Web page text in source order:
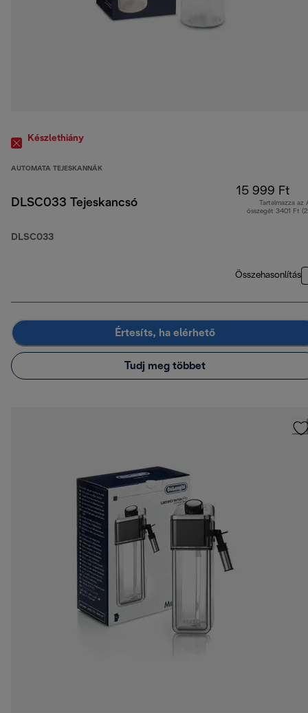
Készlethiány
AUTOMATA TEJESKANNÁK
DLSC033 Tejeskancsó
DLSC033
15 999 Ft
Tartalmazza az
összegét 3401 Ft
Összehasonlítás
Értesíts, ha elérhető
Tudj meg többet